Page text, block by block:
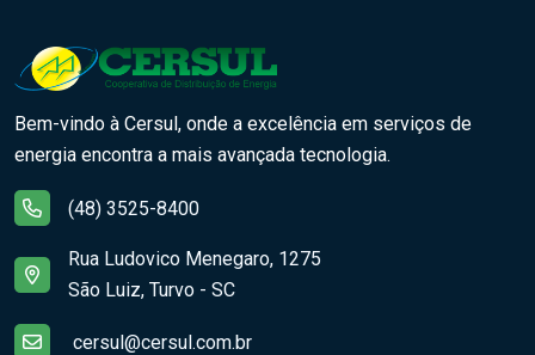
Bem-vindo à Cersul, onde a excelência em serviços de
energia encontra a mais avançada tecnologia.
(48) 3525-8400
Rua Ludovico Menegaro, 1275
São Luiz, Turvo - SC
cersul@cersul.com.br